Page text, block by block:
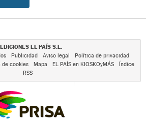
EDICIONES EL PAÍS S.L.
Publicidad Aviso legal
Política de privacidad
de cookies Mapa EL PAÍS en KIOSKOyMÁS
Índice
RSS